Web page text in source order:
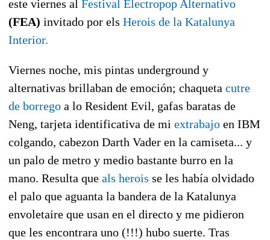
este viernes al Festival Electropop Alternativo
(FEA) invitado por els Herois de la Katalunya
Interior.
Viernes noche, mis pintas underground y
alternativas brillaban de emoción; chaqueta cutre
de borrego a lo Resident Evil, gafas baratas de
Neng, tarjeta identificativa de mi extrabajo en IBM
colgando, cabezon Darth Vader en la camiseta... y
un palo de metro y medio bastante burro en la
mano. Resulta que als herois se les había olvidado
el palo que aguanta la bandera de la Katalunya
envoletaire que usan en el directo y me pidieron
que les encontrara uno (!!!) hubo suerte. Tras